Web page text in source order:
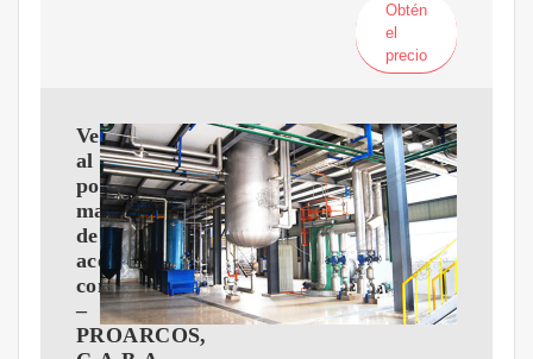
Obtén
el
precio
Venta
al
por
mayor
de
aceite
comestible
–
PROARCOS,